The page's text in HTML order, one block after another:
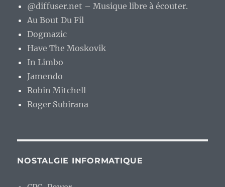
@diffuser.net – Musique libre à écouter.
Au Bout Du Fil
Dogmazic
Have The Moskovik
In Limbo
Jamendo
Robin Mitchell
Roger Subirana
NOSTALGIE INFORMATIQUE